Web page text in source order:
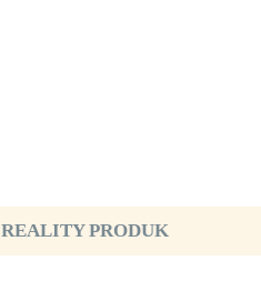
REALITY PRODUK